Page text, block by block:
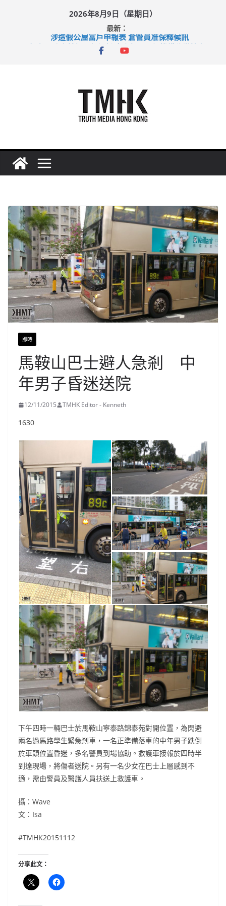
2026年8月9日（星期日）
最新：
涉造假公屋富戶申報表 倉管員准保釋候訊
即時
馬鞍山巴士避人急剎 中
年男子昏迷送院
12/11/2015 TMHK Editor - Kenneth
1630
下午四時一輛巴士於馬鞍山寧泰路錦泰苑對開位置，為閃避
兩名過馬路學生緊急剎車，一名正準備落車的中年男子跌倒
於車頭位置昏迷，多名警員到場協助。救護車接報於四時半
到達現場，將傷者送院。另有一名少女在巴士上層感到不
適，需由警員及醫護人員扶送上救護車。
攝：Wave
文：Isa
#TMHK20151112
分享此文：